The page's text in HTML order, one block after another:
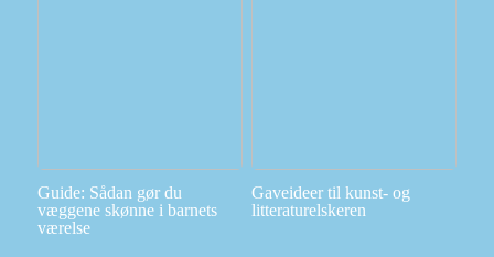
Guide: Sådan gør du
væggene skønne i barnets
værelse
Gaveideer til kunst- og
litteraturelskeren